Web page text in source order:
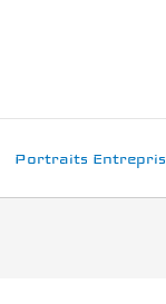
Portraits